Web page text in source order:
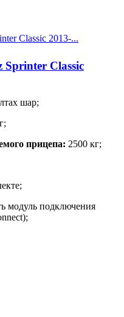
Sprinter Classic
шар;
прицепа: 2500 кг;
модуль подключения